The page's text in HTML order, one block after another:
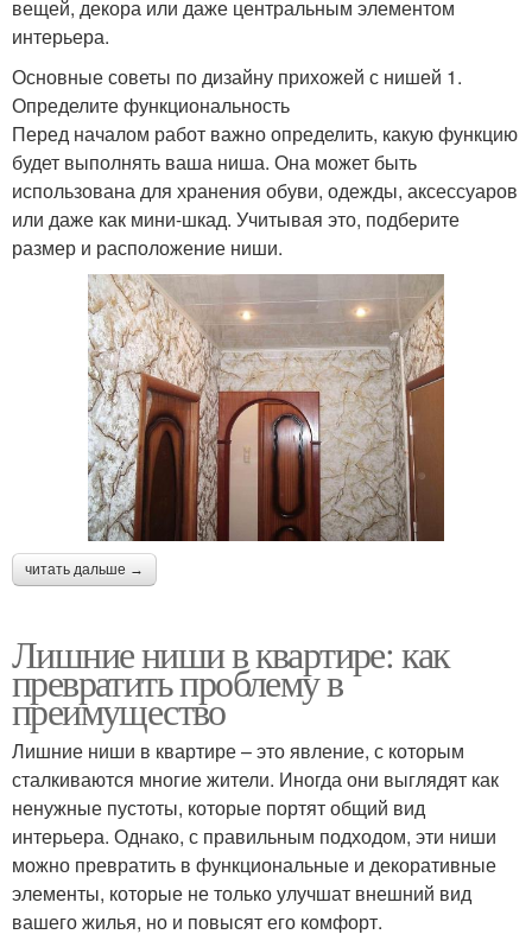
вещей, декора или даже центральным элементом
интерьера.
Основные советы по дизайну прихожей с нишей 1.
Определите функциональность
Перед началом работ важно определить, какую функцию
будет выполнять ваша ниша. Она может быть
использована для хранения обуви, одежды, аксессуаров
или даже как мини-шкад. Учитывая это, подберите
размер и расположение ниши.
читать дальше →
Лишние ниши в квартире: как
превратить проблему в
преимущество
Лишние ниши в квартире – это явление, с которым
сталкиваются многие жители. Иногда они выглядят как
ненужные пустоты, которые портят общий вид
интерьера. Однако, с правильным подходом, эти ниши
можно превратить в функциональные и декоративные
элементы, которые не только улучшат внешний вид
вашего жилья, но и повысят его комфорт.